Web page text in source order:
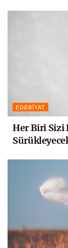
EDEBIYAT
Her Biri Sizi